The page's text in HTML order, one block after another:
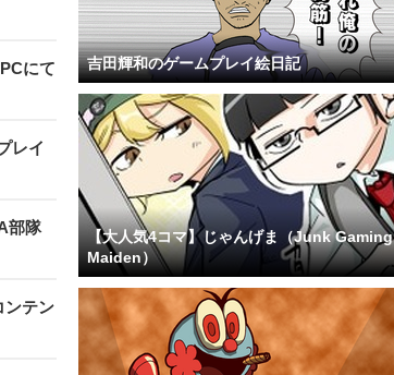
にて
レイ
部隊
ンテン
吉田輝和のゲームプレイ絵日記
【大人気4コマ】じゃんげま（Junk Gaming
Maiden）